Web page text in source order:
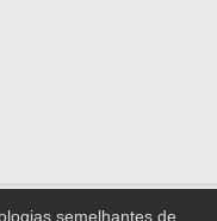
semelhantes de